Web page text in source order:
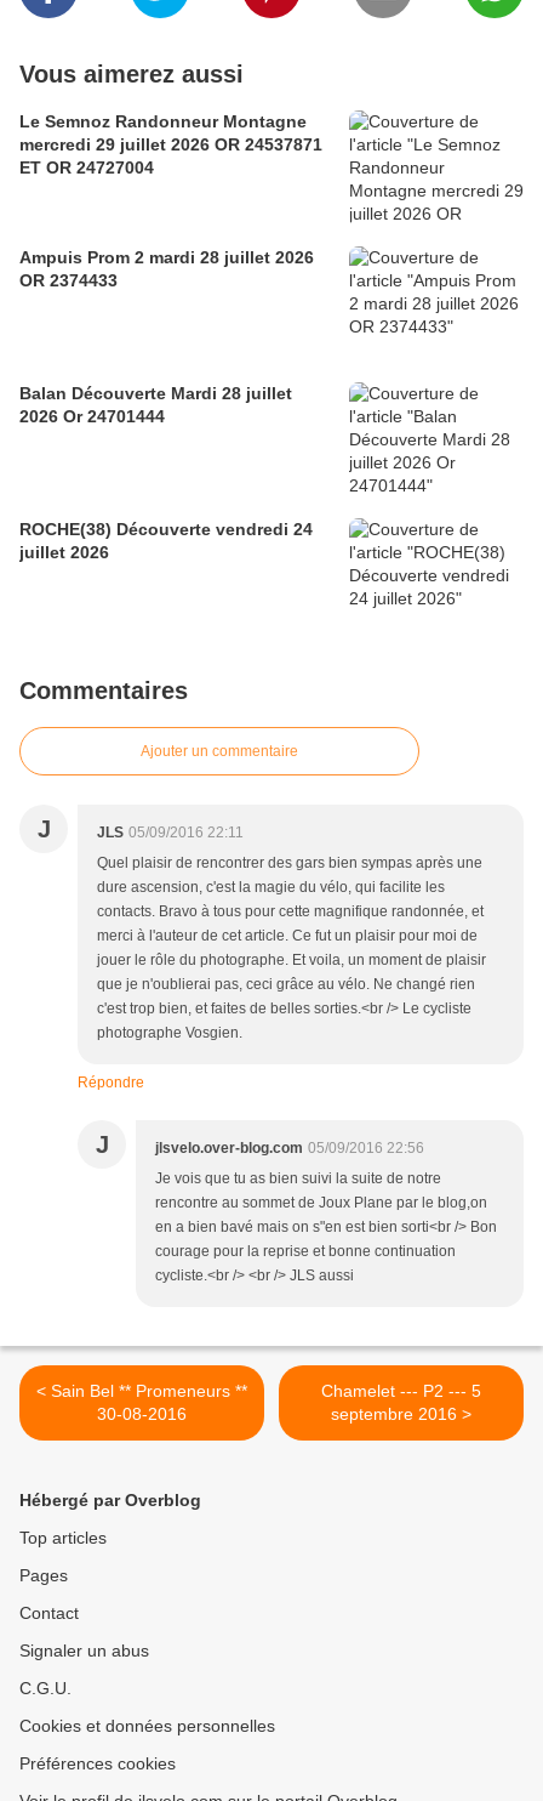
Vous aimerez aussi
Le Semnoz Randonneur Montagne
mercredi 29 juillet 2026 OR 24537871
ET OR 24727004
Ampuis Prom 2 mardi 28 juillet 2026
OR 2374433
Balan Découverte Mardi 28 juillet
2026 Or 24701444
ROCHE(38) Découverte vendredi 24
juillet 2026
Commentaires
Ajouter un commentaire
J JLS 05/09/2016 22:11
Quel plaisir de rencontrer des gars bien sympas après une
dure ascension, c'est la magie du vélo, qui facilite les
contacts. Bravo à tous pour cette magnifique randonnée, et
merci à l'auteur de cet article. Ce fut un plaisir pour moi de
jouer le rôle du photographe. Et voila, un moment de plaisir
que je n'oublierai pas, ceci grâce au vélo. Ne changé rien
c'est trop bien, et faites de belles sorties.<br /> Le cycliste
photographe Vosgien.
Répondre
J jlsvelo.over-blog.com 05/09/2016 22:56
Je vois que tu as bien suivi la suite de notre
rencontre au sommet de Joux Plane par le blog,on
en a bien bavé mais on s"en est bien sorti<br /> Bon
courage pour la reprise et bonne continuation
cycliste.<br /> <br /> JLS aussi
< Sain Bel ** Promeneurs **
30-08-2016
Chamelet --- P2 --- 5
septembre 2016 >
Hébergé par Overblog
Top articles
Pages
Contact
Signaler un abus
C.G.U.
Cookies et données personnelles
Préférences cookies